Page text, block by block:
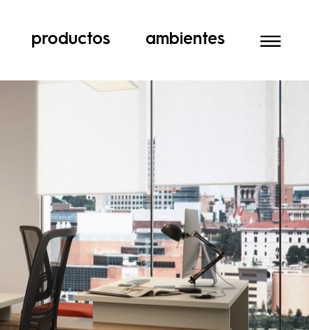
productos ambientes